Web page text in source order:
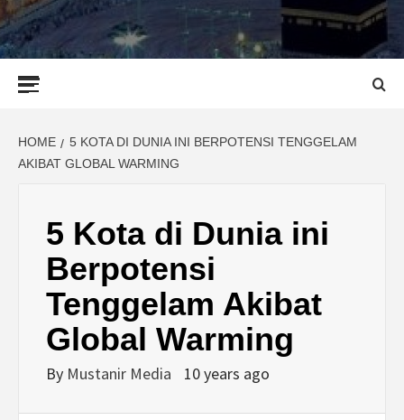
HOME
5 KOTA DI DUNIA INI BERPOTENSI TENGGELAM
AKIBAT GLOBAL WARMING
5 Kota di Dunia ini
Berpotensi
Tenggelam Akibat
Global Warming
By Mustanir Media 10 years ago